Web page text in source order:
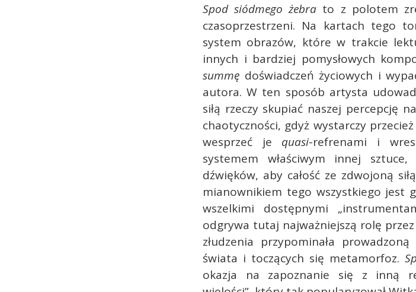
Spod siódmego żebra to z polotem
czasoprzestrzeni. Na kartach tego
system obrazów, które w trakcie
innych i bardziej pomysłowych
summę doświadczeń życiowych i
autora. W ten sposób artysta
siłą rzeczy skupiać naszej percepcję
chaotyczności, gdyż wystarczy
wesprzeć je quasi-refrenami i
systemem właściwym innej
dźwięków, aby całość ze zdwojoną
mianownikiem tego wszystkiego jest
wszelkimi dostępnymi
odgrywa tutaj najważniejszą rolę
złudzenia przypominała
świata i toczących się metamorfoz.
okazja na zapoznanie się z inną